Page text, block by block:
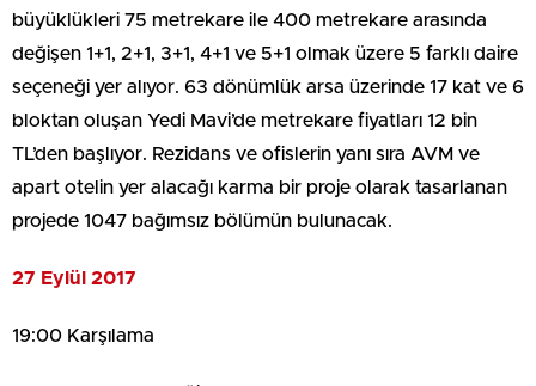
büyüklükleri 75 metrekare ile 400 metrekare arasında
değişen 1+1, 2+1, 3+1, 4+1 ve 5+1 olmak üzere 5 farklı daire
seçeneği yer alıyor. 63 dönümlük arsa üzerinde 17 kat ve 6
bloktan oluşan Yedi Mavi’de metrekare fiyatları 12 bin
TL’den başlıyor. Rezidans ve ofislerin yanı sıra AVM ve
apart otelin yer alacağı karma bir proje olarak tasarlanan
projede 1047 bağımsız bölümün bulunacak.
27 Eylül 2017
19:00 Karşılama